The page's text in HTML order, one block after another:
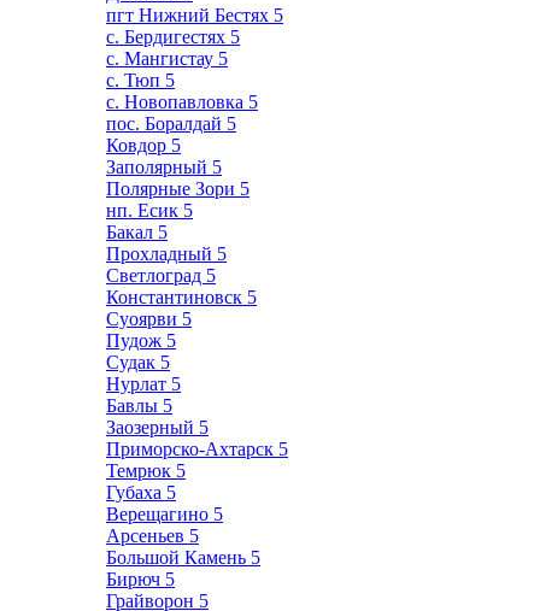
пгт Нижний Бестях 5
с. Бердигестях 5
с. Мангистау 5
с. Тюп 5
с. Новопавловка 5
пос. Боралдай 5
Ковдор 5
Заполярный 5
Полярные Зори 5
нп. Есик 5
Бакал 5
Прохладный 5
Светлоград 5
Константиновск 5
Суоярви 5
Пудож 5
Судак 5
Нурлат 5
Бавлы 5
Заозерный 5
Приморско-Ахтарск 5
Темрюк 5
Губаха 5
Верещагино 5
Арсеньев 5
Большой Камень 5
Бирюч 5
Грайворон 5